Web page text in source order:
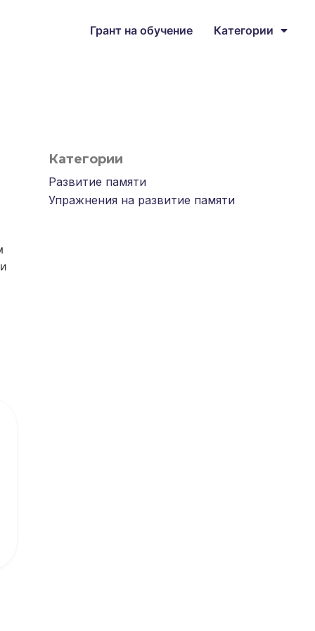
Грант на обучение Категории
Категории
Развитие памяти
Упражнения на развитие памяти